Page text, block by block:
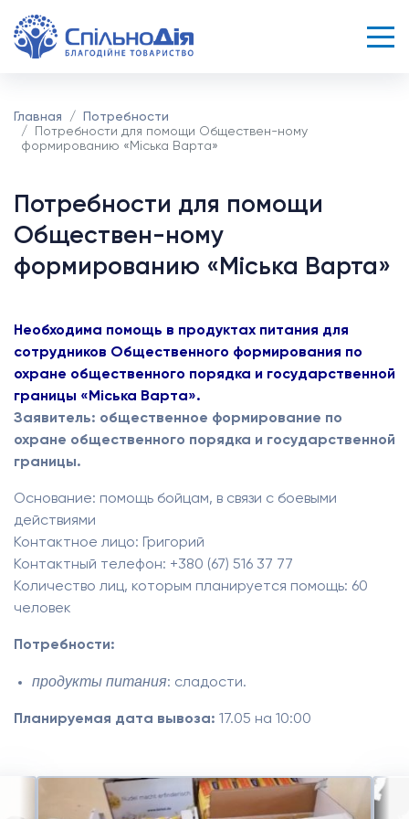
Главная
Потребности
Потребности для помощи Обществен-ному
формированию «Міська Варта»
Потребности для помощи
Обществен-ному
формированию «Міська Варта»
Необходима помощь в продуктах питания для
сотрудников Общественного формирования по
охране общественного порядка и государственной
границы «Міська Варта».
Заявитель: общественное формирование по
охране общественного порядка и государственной
границы.
Основание: помощь бойцам, в связи с боевыми
действиями
Контактное лицо: Григорий
Контактный телефон: +380 (67) 516 37 77
Количество лиц, которым планируется помощь: 60
человек
Потребности:
продукты питания: сладости.
Планируемая дата вывоза: 17.05 на 10:00